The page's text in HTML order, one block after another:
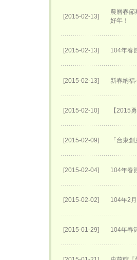
[2015-02-13]
農曆春節
好年！
[2015-02-13] 104年春
[2015-02-13] 新春納福
[2015-02-10] 【2015
[2015-02-09] 「台東
[2015-02-04] 104年春
[2015-02-02] 104年2
[2015-01-29] 104年春